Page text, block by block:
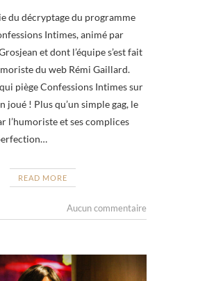
du décryptage du programme
Intimes, animé par
et dont l’équipe s’est fait
du web Rémi Gaillard.
piège Confessions Intimes sur
joué ! Plus qu’un simple gag, le
l’humoriste et ses complices
READ MORE
Aucun commentaire